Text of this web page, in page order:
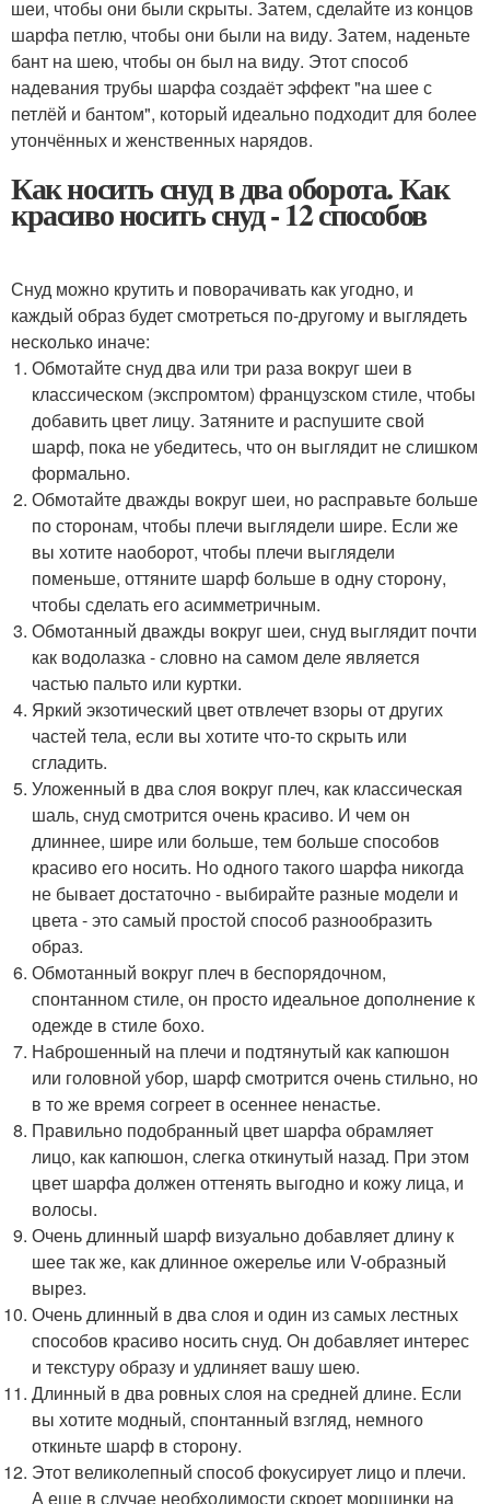
шеи, чтобы они были скрыты. Затем, сделайте из концов
шарфа петлю, чтобы они были на виду. Затем, наденьте
бант на шею, чтобы он был на виду. Этот способ
надевания трубы шарфа создаёт эффект "на шее с
петлёй и бантом", который идеально подходит для более
утончённых и женственных нарядов.
Как носить снуд в два оборота. Как
красиво носить снуд - 12 способов
Снуд можно крутить и поворачивать как угодно, и
каждый образ будет смотреться по-другому и выглядеть
несколько иначе:
Обмотайте снуд два или три раза вокруг шеи в
классическом (экспромтом) французском стиле, чтобы
добавить цвет лицу. Затяните и распушите свой
шарф, пока не убедитесь, что он выглядит не слишком
формально.
Обмотайте дважды вокруг шеи, но расправьте больше
по сторонам, чтобы плечи выглядели шире. Если же
вы хотите наоборот, чтобы плечи выглядели
поменьше, оттяните шарф больше в одну сторону,
чтобы сделать его асимметричным.
Обмотанный дважды вокруг шеи, снуд выглядит почти
как водолазка - словно на самом деле является
частью пальто или куртки.
Яркий экзотический цвет отвлечет взоры от других
частей тела, если вы хотите что-то скрыть или
сгладить.
Уложенный в два слоя вокруг плеч, как классическая
шаль, снуд смотрится очень красиво. И чем он
длиннее, шире или больше, тем больше способов
красиво его носить. Но одного такого шарфа никогда
не бывает достаточно - выбирайте разные модели и
цвета - это самый простой способ разнообразить
образ.
Обмотанный вокруг плеч в беспорядочном,
спонтанном стиле, он просто идеальное дополнение к
одежде в стиле бохо.
Наброшенный на плечи и подтянутый как капюшон
или головной убор, шарф смотрится очень стильно, но
в то же время согреет в осеннее ненастье.
Правильно подобранный цвет шарфа обрамляет
лицо, как капюшон, слегка откинутый назад. При этом
цвет шарфа должен оттенять выгодно и кожу лица, и
волосы.
Очень длинный шарф визуально добавляет длину к
шее так же, как длинное ожерелье или V-образный
вырез.
Очень длинный в два слоя и один из самых лестных
способов красиво носить снуд. Он добавляет интерес
и текстуру образу и удлиняет вашу шею.
Длинный в два ровных слоя на средней длине. Если
вы хотите модный, спонтанный взгляд, немного
откиньте шарф в сторону.
Этот великолепный способ фокусирует лицо и плечи.
А еще в случае необходимости скроет морщинки на